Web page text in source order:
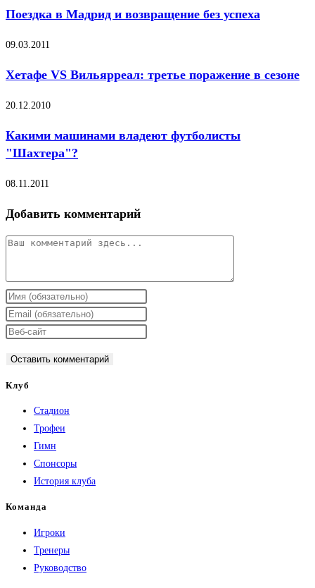
Поездка в Мадрид и возвращение без успеха
09.03.2011
Хетафе VS Вильярреал: третье поражение в сезоне
20.12.2010
Какими машинами владеют футболисты
"Шахтера"?
08.11.2011
Добавить комментарий
Комментарий
Введите
свое
имя
пользователя,
прокомментировать
Введите
свой
чтобы
Введите
веб-
(необязательно)
Клуб
Стадион
Трофеи
Гимн
Спонсоры
История клуба
Команда
Игроки
Тренеры
Руководство